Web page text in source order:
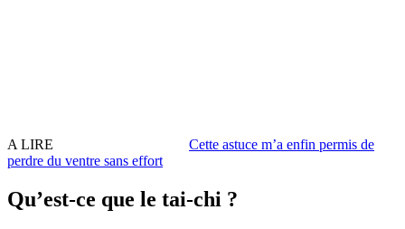
A LIRE
Cette astuce m’a enfin permis de
perdre du ventre sans effort
Qu’est-ce que le tai-chi ?